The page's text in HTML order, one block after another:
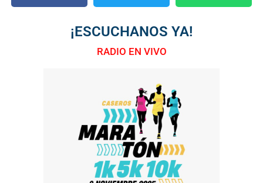
¡ESCUCHANOS YA!
RADIO EN VIVO